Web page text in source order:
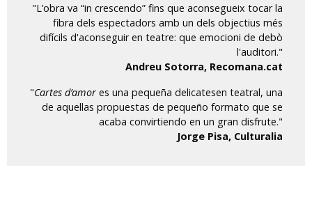
"L’obra va “in crescendo” fins que aconsegueix tocar la
fibra dels espectadors amb un dels objectius més
difícils d'aconseguir en teatre: que emocioni de debò
l'auditori."
Andreu Sotorra, Recomana.cat
"Cartes d’amor es una pequeña delicatesen teatral, una
de aquellas propuestas de pequeño formato que se
acaba convirtiendo en un gran disfrute."
Jorge Pisa, Culturalia